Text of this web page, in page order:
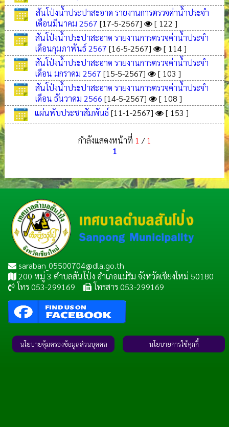
สันโป่งน้ำประปาสะอาด รายงานการตรวจค่าน้ำประจำ
เดือนมีนาคม 2567 [17-5-2567]
[ 122 ]
สันโป่งน้ำประปาสะอาด รายงานการตรวจค่าน้ำประจำ
เดือนกุมภาพันธ์ 2567 [16-5-2567]
[ 114 ]
สันโป่งน้ำประปาสะอาด รายงานการตรวจค่าน้ำประจำ
เดือน มกราคม 2567 [15-5-2567]
[ 103 ]
สันโป่งน้ำประปาสะอาด รายงานการตรวจค่าน้ำประจำ
เดือน ธันวาคม 2566 [14-5-2567]
[ 108 ]
แผ่นพับประชาสัมพันธ์[11-1-2567] [ 153 ]
กำลังแสดงหน้าที่ 1 / 1
1
saraban_05500704@dla.go.th
200 หมู่ 3 ตำบลสันโป่ง อำเภอแม่ริม จังหวัดเชียงใหม่ 50180
โทร 053-299169
โทรสาร 053-299169
นโยบายคุ้มครองข้อมูลส่วนบุคคล นโยบายการใช้คุกกี้